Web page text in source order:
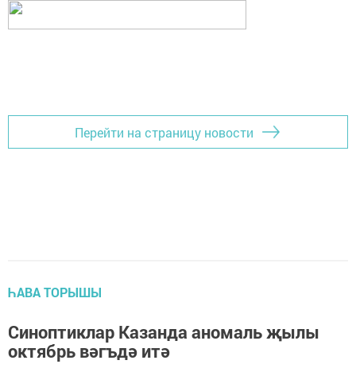
Перейти на страницу новости
ҺАВА ТОРЫШЫ
Синоптиклар Казанда аномаль җылы
октябрь вәгъдә итә